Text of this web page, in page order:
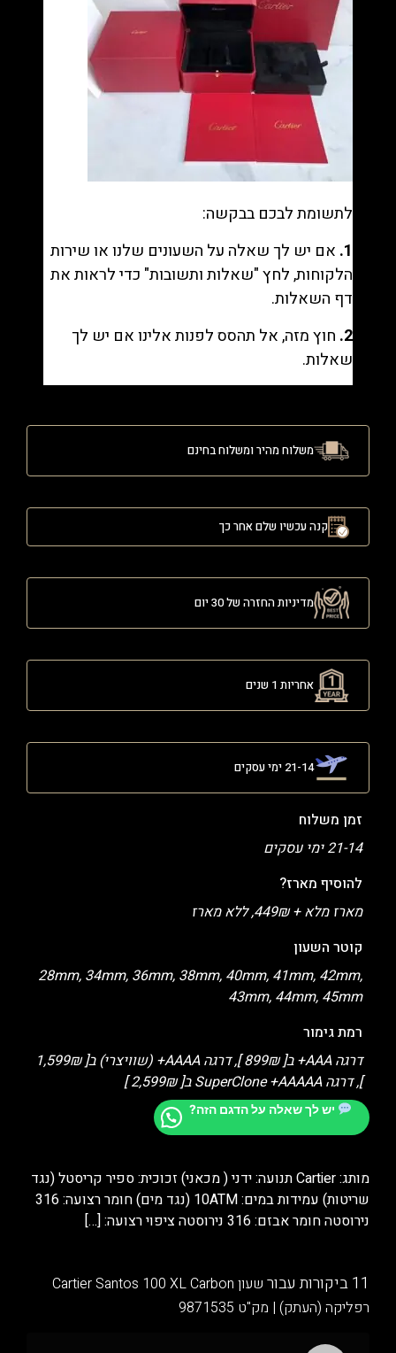
לתשומת לבכם בבקשה:
1. אם יש לך שאלה על השעונים שלנו או שירות
הלקוחות, לחץ "שאלות ותשובות" כדי לראות את
דף השאלות.
2. חוץ מזה, אל תהסס לפנות אלינו אם יש לך
שאלות.
משלוח מהיר ומשלוח בחינם
קנה עכשיו שלם אחר כך
מדיניות החזרה של 30 יום
אחריות 1 שנים
21-14 ימי עסקים
זמן משלוח
21-14 ימי עסקים
להוסיף מארז?
מארז מלא + 449₪, ללא מארז
קוטר השעון
28mm, 34mm, 36mm, 38mm, 40mm, 41mm, 42mm,
43mm, 44mm, 45mm
רמת גימור
דרגה AAA+ ב[ 899₪ ], דרגה AAAA+ (שוויצרי) ב[ 1,599₪
], דרגה SuperClone +AAAAA ב[ 2,599₪ ]
יש לך שאלה על הדגם הזה?
מותג: Cartier תנועה: ידני ( מכאני) זכוכית: ספיר קריסטל (נגד
שריטות) עמידות במים: 10ATM (נגד מים) חומר רצועה: 316
נירוסטה חומר אבזם: 316 נירוסטה ציפוי רצועה:
[…]
11 ביקורות עבור
שעון Cartier Santos 100 XL Carbon
רפליקה (העתק) | מק"ט 9871535